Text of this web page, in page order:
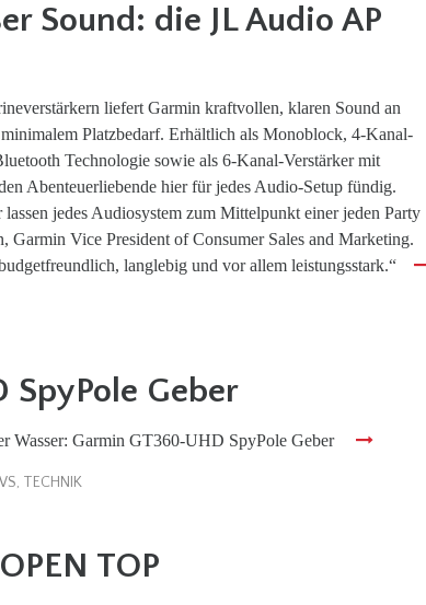
Sound: die JL Audio AP
liefert Garmin kraftvollen, klaren Sound an
Platzbedarf. Erhältlich als Monoblock, 4-Kanal-
Technologie sowie als 6-Kanal-Verstärker mit
Abenteuerliebende hier für jedes Audio-Setup fündig.
jedes Audiosystem zum Mittelpunkt einer jeden Party
Garmin Vice President of Consumer Sales and Marketing.
langlebig und vor allem leistungsstark.“
Geber
Wasser: Garmin GT360-UHD SpyPole Geber
, TECHNIK
TOP